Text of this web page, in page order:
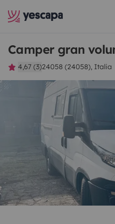
Camper gran
4,67 (3)24058 (24058), Italia